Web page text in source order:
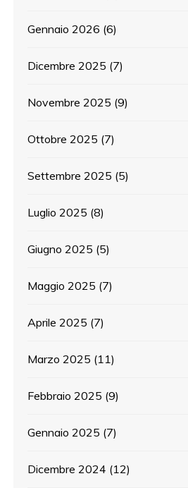
Gennaio 2026 (6)
Dicembre 2025 (7)
Novembre 2025 (9)
Ottobre 2025 (7)
Settembre 2025 (5)
Luglio 2025 (8)
Giugno 2025 (5)
Maggio 2025 (7)
Aprile 2025 (7)
Marzo 2025 (11)
Febbraio 2025 (9)
Gennaio 2025 (7)
Dicembre 2024 (12)